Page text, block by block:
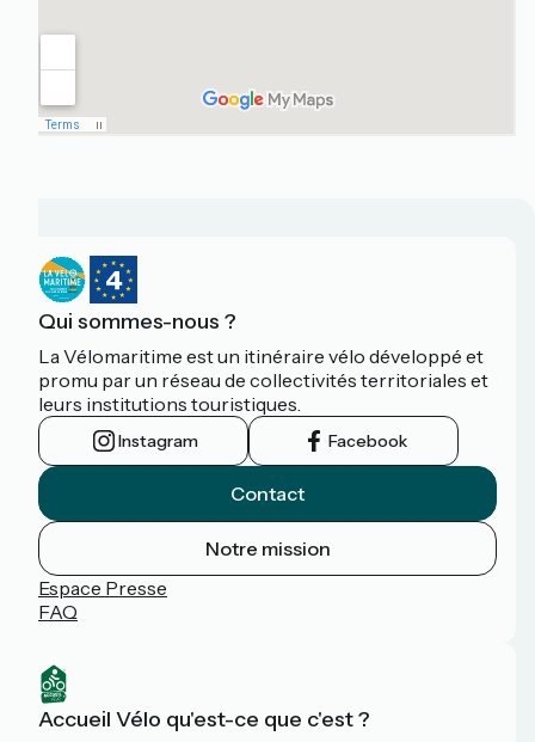
Qui sommes-nous ?
La Vélomaritime est un itinéraire vélo développé et
promu par un réseau de collectivités territoriales et
leurs institutions touristiques.
Instagram Facebook
Contact
Notre mission
Espace Presse
FAQ
Accueil Vélo qu'est-ce que c'est ?